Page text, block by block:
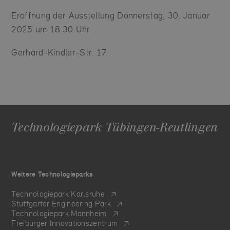
Eröffnung der Ausstellung Donnerstag, 30. Januar
2025 um 18.30 Uhr
Gerhard-Kindler-Str. 17
Technologiepark Tübingen-Reutlingen
Weitere Technologieparks
Technologiepark Karlsruhe
Stuttgarter Engineering Park
Technologiepark Mannheim
Freiburger Innovationszentrum